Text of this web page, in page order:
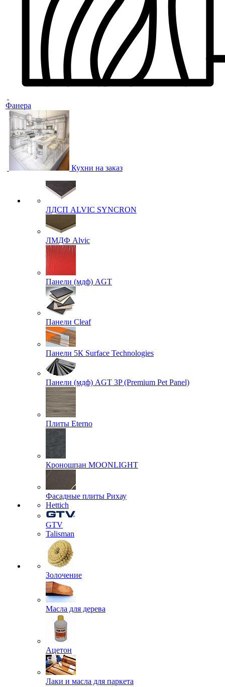
Фанера
Кухни на заказ
ЛДСП ALVIC SYNCRON
ЛМДФ Alvic
Панели (мдф) AGT
Панели Cleaf
Панели 5К Surface Technologies
Панели (мдф) AGT 3P (Premium Pet Panel)
Плиты Eterno
Кроношпан MOONLIGHT
Фасадные плиты Рихау
Hettich
GTV
Talisman
Золочение
Масла для дерева
Ацетон
Лаки и масла для паркета